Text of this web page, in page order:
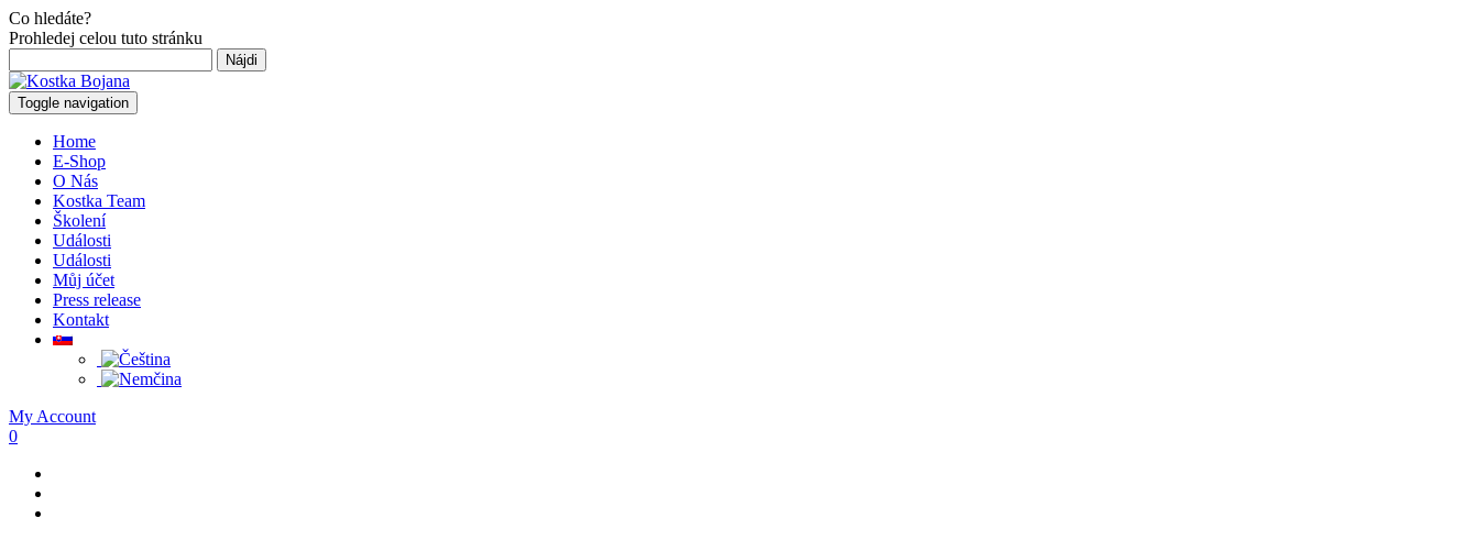
Co hledáte?
Prohledej celou tuto stránku
Toggle navigation
Home
E-Shop
O Nás
Kostka Team
Školení
Události
Události
Můj účet
Press release
Kontakt
My Account
0